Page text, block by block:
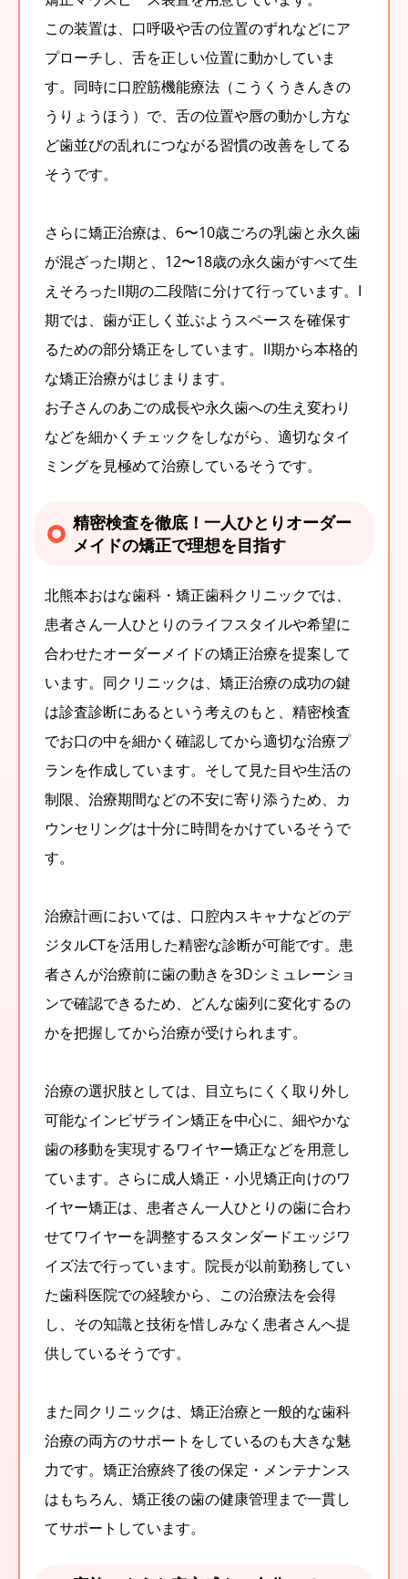
この装置は、口呼吸や舌の位置のずれなどにア
プローチし、舌を正しい位置に動かしていま
す。同時に口腔筋機能療法（こうくうきんきの
うりょうほう）で、舌の位置や唇の動かし方な
ど歯並びの乱れにつながる習慣の改善をしてる
そうです。
さらに矯正治療は、6〜10歳ごろの乳歯と永久歯
が混ざったI期と、12〜18歳の永久歯がすべて生
えそろったII期の二段階に分けて行っています。I
期では、歯が正しく並ぶようスペースを確保す
るための部分矯正をしています。II期から本格的
な矯正治療がはじまります。
お子さんのあごの成長や永久歯への生え変わり
などを細かくチェックをしながら、適切なタイ
ミングを見極めて治療しているそうです。
精密検査を徹底！一人ひとりオーダー
メイドの矯正で理想を目指す
北熊本おはな歯科・矯正歯科クリニックでは、
患者さん一人ひとりのライフスタイルや希望に
合わせたオーダーメイドの矯正治療を提案して
います。同クリニックは、矯正治療の成功の鍵
は診査診断にあるという考えのもと、精密検査
でお口の中を細かく確認してから適切な治療プ
ランを作成しています。そして見た目や生活の
制限、治療期間などの不安に寄り添うため、カ
ウンセリングは十分に時間をかけているそうで
す。
治療計画においては、口腔内スキャナなどのデ
ジタルCTを活用した精密な診断が可能です。患
者さんが治療前に歯の動きを3Dシミュレーショ
ンで確認できるため、どんな歯列に変化するの
かを把握してから治療が受けられます。
治療の選択肢としては、目立ちにくく取り外し
可能なインビザライン矯正を中心に、細やかな
歯の移動を実現するワイヤー矯正などを用意し
ています。さらに成人矯正・小児矯正向けのワ
イヤー矯正は、患者さん一人ひとりの歯に合わ
せてワイヤーを調整するスタンダードエッジワ
イズ法で行っています。院長が以前勤務してい
た歯科医院での経験から、この治療法を会得
し、その知識と技術を惜しみなく患者さんへ提
供しているそうです。
また同クリニックは、矯正治療と一般的な歯科
治療の両方のサポートをしているのも大きな魅
力です。矯正治療終了後の保定・メンテナンス
はもちろん、矯正後の歯の健康管理まで一貫し
てサポートしています。